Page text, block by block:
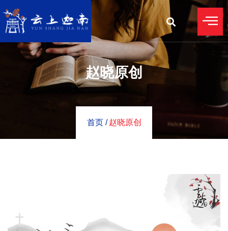
赵晓原创
首页 / 赵晓原创